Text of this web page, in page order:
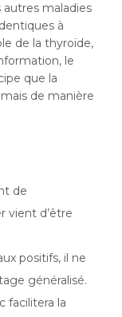
autres maladies
à
de la thyroïde,
le
que la
de manière
de
vient d’être
positifs, il ne
généralisé.
facilitera la